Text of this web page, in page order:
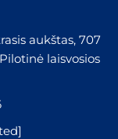
aukštas, 707
laisvosios